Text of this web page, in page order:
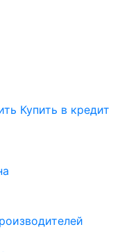
Купить в кредит